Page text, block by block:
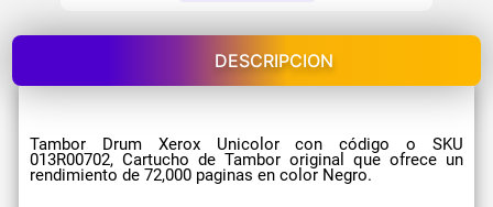
DESCRIPCION
Tambor Drum Xerox Unicolor con código o SKU
013R00702, Cartucho de Tambor original que ofrece un
rendimiento de 72,000 paginas en color Negro.